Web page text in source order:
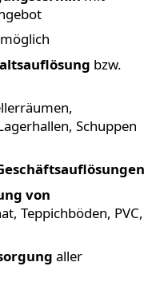
bzw.
Schuppen
von
Teppichböden, PVC,
aller